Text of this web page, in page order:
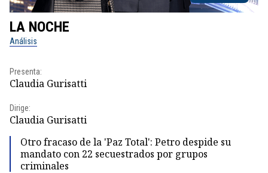
LA NOCHE
Análisis
Presenta:
Claudia Gurisatti
Dirige:
Claudia Gurisatti
Otro fracaso de la 'Paz Total': Petro despide su
mandato con 22 secuestrados por grupos
criminales